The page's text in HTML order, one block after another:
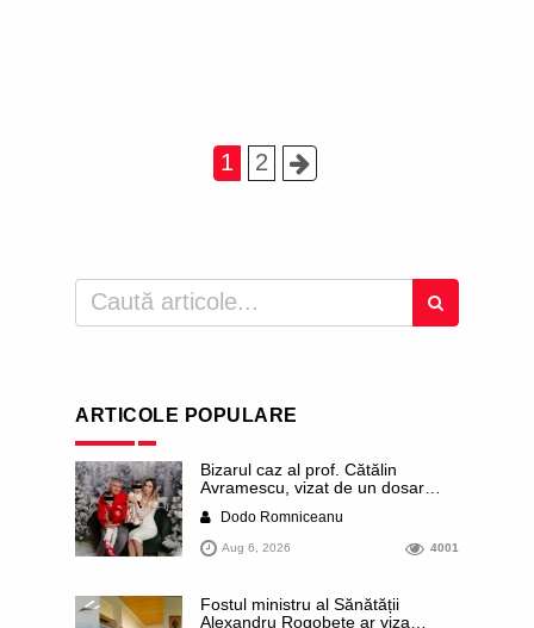
1 2
ARTICOLE POPULARE
Bizarul caz al prof. Cătălin
Avramescu, vizat de un dosar
infantilă”. Miroase a execuție
stalinistă. Cea mai imundă parte a
presei publică inclusiv documente
dezvăluite date ultra-personale
ale profesorului, inclusiv
Dodo Romniceanu
Aug 6, 2026 4001
Fostul ministru al Sănătății
Alexandru Rogobete ar viza